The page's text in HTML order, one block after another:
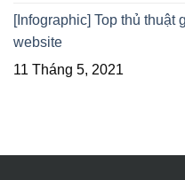
[Infographic] Top thủ
website
11 Tháng 5, 2021